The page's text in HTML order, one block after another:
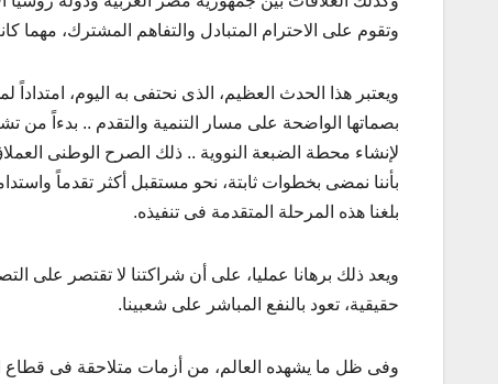
وتقوم على الاحترام المتبادل والتفاهم المشترك، مهما
ويعتبر هذا الحدث العظيم، الذى نحتفى به اليوم،
بصماتها الواضحة على مسار التنمية والتقدم .. بدءاً من
لإنشاء محطة الضبعة النووية .. ذلك الصرح الوطنى
بأننا نمضى بخطوات ثابتة، نحو مستقبل أكثر تقدماً
بلغنا هذه المرحلة المتقدمة فى تنفيذه.
ويعد ذلك برهانا عمليا، على أن شراكتنا لا تقتصر على
حقيقية، تعود بالنفع المباشر على شعبينا.
وفى ظل ما يشهده العالم، من أزمات متلاحقة فى قطاع